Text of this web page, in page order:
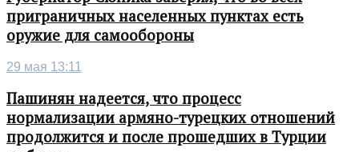
приграничных населенных пунктах есть
оружие для самообороны
29 мая 13:11
Пашинян надеется, что процесс
нормализации армяно-турецких отношений
продолжится и после прошедших в Турции